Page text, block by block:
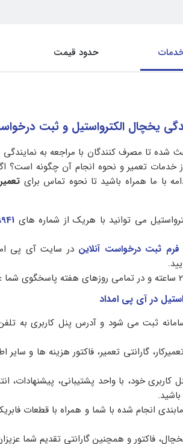
خدمات حدود قیمت
یخچال الکترواستیل و ثبت
شده تا مصرف کنندگان با مراجعه به
خدمات تعمیر و نحوه انجام آن چگونه است؟
با ما همراه باشید تا نحوه تماس برای
می توانید با هریک از شماره های
فرم ثبت درخواست آنلاین در سایت آی پی
در آی پی امداد
ثبت می شود و آدرس پنل کاربری به
گارانتی تعمیر، فاکتور هزینه ها و سایر
کاربری خود، با واحد پشتیبانی، پیشنهادات،
انجام شده با شما و همراه با قطعات
فاکتور و همچنین گارانتی تقدیم شما